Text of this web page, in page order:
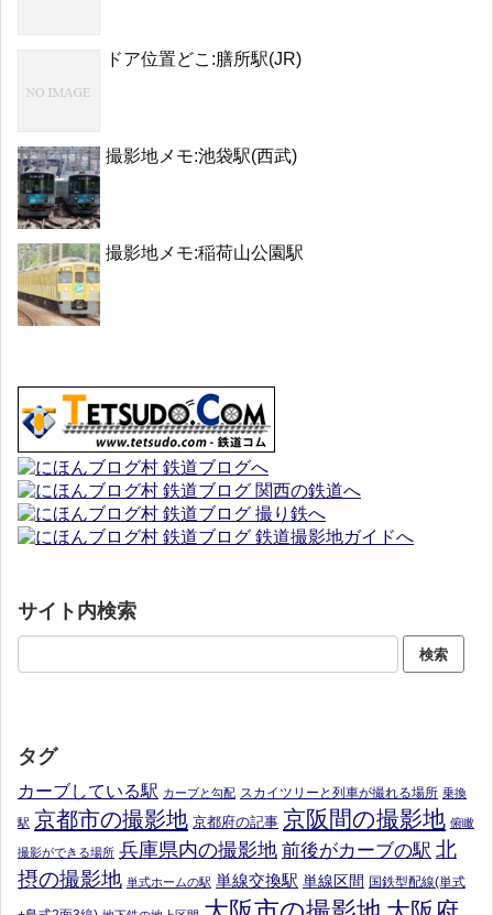
ドア位置どこ:膳所駅(JR)
撮影地メモ:池袋駅(西武)
撮影地メモ:稲荷山公園駅
サイト内検索
タグ
カーブしている駅 カーブと勾配 スカイツリーと列車が撮れる場所 乗換
駅 京都市の撮影地 京都府の記事 京阪間の撮影地 俯瞰
撮影ができる場所 兵庫県内の撮影地 前後がカーブの駅 北
摂の撮影地 単式ホームの駅 単線交換駅 単線区間 国鉄型配線(単式